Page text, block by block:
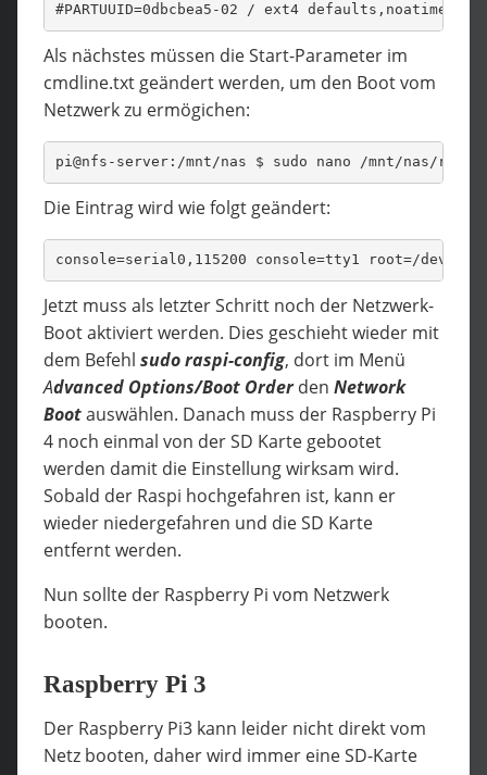
#PARTUUID=0dbcbea5-02 / ext4 defaults,noatime 0 1
Als nächstes müssen die Start-Parameter im
cmdline.txt geändert werden, um den Boot vom
Netzwerk zu ermögichen:
pi@nfs-server:/mnt/nas $ sudo nano /mnt/nas/
Die Eintrag wird wie folgt geändert:
console=serial0,115200 console=tty1 root=/dev/
Jetzt muss als letzter Schritt noch der Netzwerk-
Boot aktiviert werden. Dies geschieht wieder mit
dem Befehl sudoraspi-config, dort im Menü
Advanced Options/Boot Orderden Network
Bootauswählen. Danach muss der Raspberry Pi
4 noch einmal von der SD Karte gebootet
werden damit die Einstellung wirksam wird.
Sobald der Raspi hochgefahren ist, kann er
wieder niedergefahren und die SD Karte
entfernt werden.
Nun sollte der Raspberry Pi vom Netzwerk
booten.
Raspberry Pi 3
Der Raspberry Pi3 kann leider nicht direkt vom
Netz booten, daher wird immer eine SD-Karte